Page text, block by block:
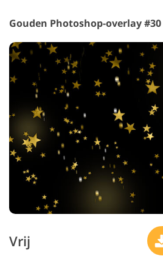
Gouden Photoshop-overlay
Vrij